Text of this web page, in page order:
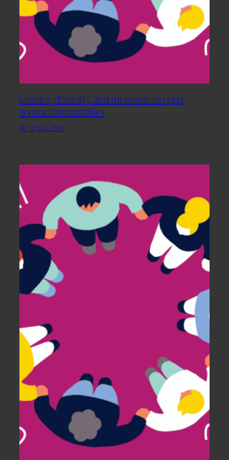
Gender, diversity and inclusion in open
source communities
IN ENGLISH